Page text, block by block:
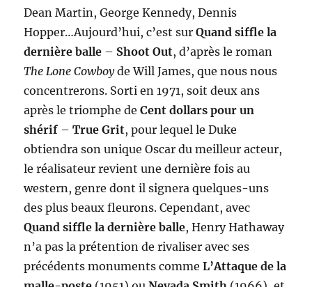
Dean Martin, George Kennedy, Dennis
Hopper…Aujourd’hui, c’est surQuand siffle la
dernière balle – Shoot Out, d’après le roman
The Lone Cowboyde Will James, que nous nous
concentrerons. Sorti en 1971, soit deux ans
après le triomphe deCent dollars pour un
shérif –True Grit, pour lequel le Duke
obtiendra son unique Oscar du meilleur acteur,
le réalisateur revient une dernière fois au
western, genre dont il signera quelques-uns
des plus beaux fleurons. Cependant, avec
Quand siffle la dernière balle, Henry Hathaway
n’a pas la prétention de rivaliser avec ses
précédents monuments commeL’Attaque de la